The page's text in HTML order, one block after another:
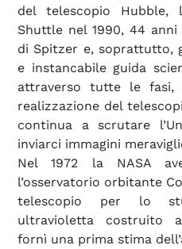
del telescopio
Shuttle nel 1990, 44
di Spitzer e, soprattutto,
e instancabile guida
attraverso tutte le fasi,
realizzazione del
continua a scrutare
inviarci immagini
Nel 1972 la NASA
l’osservatorio orbitante
telescopio per lo
ultravioletta costruito
fornì una prima stima